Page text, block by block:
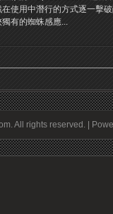
在使用中潛行的方式逐一擊
獨有的蜘蛛感應...
All rights reserved. |